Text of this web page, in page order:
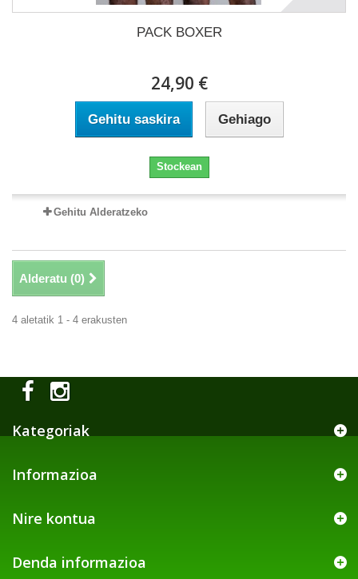
PACK BOXER
24,90 €
Gehitu saskira Gehiago
Stockean
Gehitu Alderatzeko
Alderatu (0)
4 aletatik 1 - 4 erakusten
Kategoriak
Informazioa
Nire kontua
Denda informazioa